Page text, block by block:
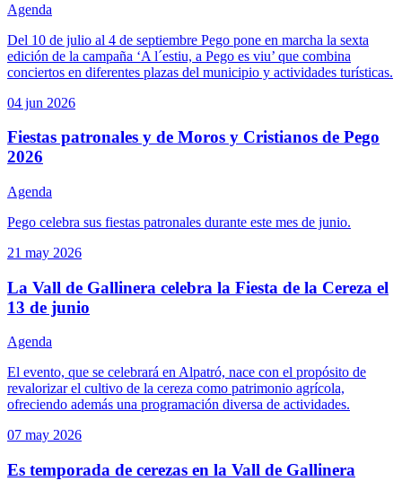
Agenda
Del 10 de julio al 4 de septiembre Pego pone en marcha la sexta
edición de la campaña ‘A l´estiu, a Pego es viu’ que combina
conciertos en diferentes plazas del municipio y actividades turísticas.
04 jun 2026
Fiestas patronales y de Moros y Cristianos de Pego
2026
Agenda
Pego celebra sus fiestas patronales durante este mes de junio.
21 may 2026
La Vall de Gallinera celebra la Fiesta de la Cereza el
13 de junio
Agenda
El evento, que se celebrará en Alpatró, nace con el propósito de
revalorizar el cultivo de la cereza como patrimonio agrícola,
ofreciendo además una programación diversa de actividades.
07 may 2026
Es temporada de cerezas en la Vall de Gallinera